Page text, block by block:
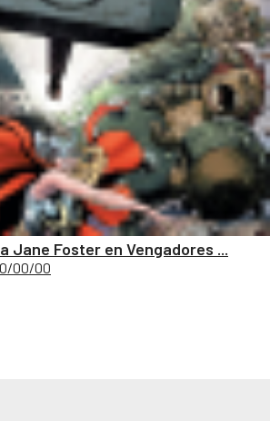
Jane Foster en Vengadores ...
0/00/00